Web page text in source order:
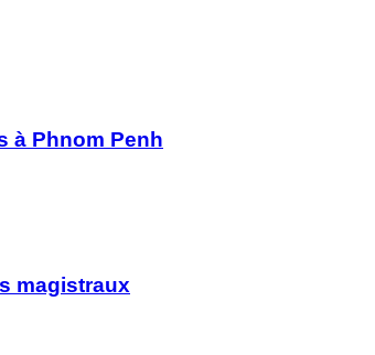
à Phnom Penh
magistraux